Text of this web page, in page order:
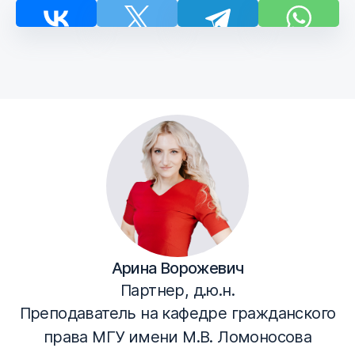
Арина Ворожевич
Партнер, д.ю.н.
Преподаватель на кафедре гражданского
права МГУ имени М.В. Ломоносова